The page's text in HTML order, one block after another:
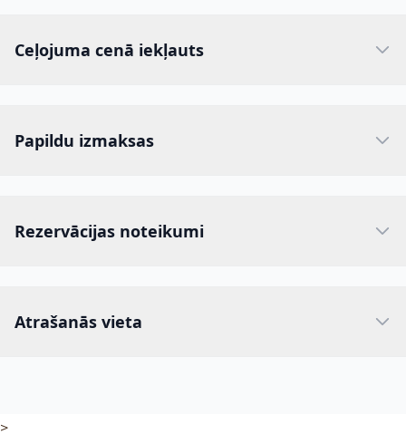
Ceļojuma cenā iekļauts
Papildu izmaksas
Rezervācijas noteikumi
Atrašanās vieta
>